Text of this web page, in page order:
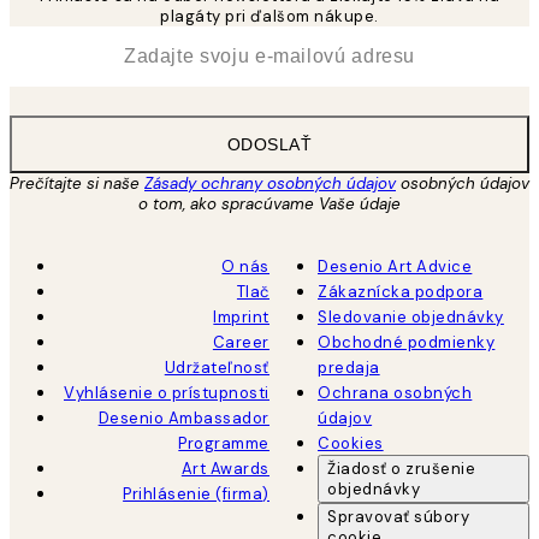
plagáty pri ďalšom nákupe.
ODOSLAŤ
Prečítajte si naše Zásady ochrany osobných údajovosobných údajov
o tom, ako spracúvame Vaše údaje
O nás
Tlač
Imprint
Career
Udržateľnosť
Vyhlásenie o prístupnosti
Desenio Ambassador
Programme
Art Awards
Prihlásenie (firma)
Desenio Art Advice
Zákaznícka podpora
Sledovanie objednávky
Obchodné podmienky
predaja
Ochrana osobných
údajov
Cookies
Žiadosť o zrušenie
objednávky
Spravovať súbory